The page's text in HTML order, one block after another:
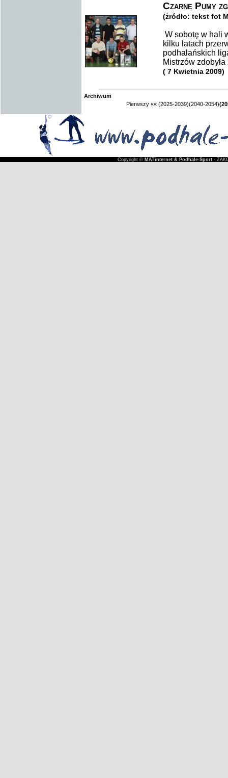
Czarne Pumy
(żródło: tekst fot
W sobotę w hali
kilku latach
podhalańskich
Mistrzów
( 7 Kwietnia 2009)
Archiwum
Pierwszy «« (2025-2039)(2040-2054)
Copyright © MATinternet & Podhale-Sport-